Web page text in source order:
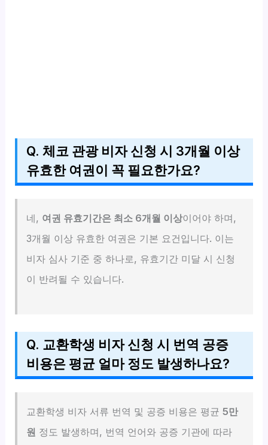
Q. 체코 관광 비자 신청 시 3개월 이상
유효한 여권이 꼭 필요한가요?
네, 여권 유효기간은 최소 6개월 이상이어야 하며,
3개월 이상 유효한 여권은 기본 요건입니다. 이는
비자 심사 기준 중 하나로, 유효기간 미달 시 신청
이 반려될 수 있습니다.
Q. 교환학생 비자 신청 시 번역 공증
비용은 평균 얼마 정도 발생하나요?
교환학생 비자 서류 번역 및 공증 비용은 평균5만
원 정도 발생하며, 번역 언어와 공증 기관에 따라